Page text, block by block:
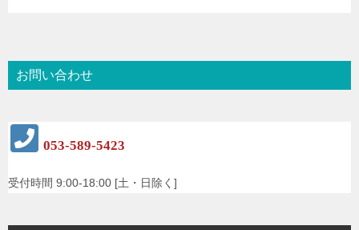
お問い合わせ
053-589-5423
受付時間 9:00-18:00 [土・日除く]